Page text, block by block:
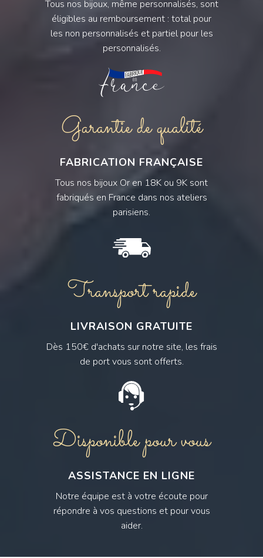
Tous nos bijoux, même personnalisés, sont
éligibles au remboursement : total pour
les non personnalisés et partiel pour les
personnalisés.
Garantie de qualité
FABRICATION FRANÇAISE
Tous nos bijoux Or en 18K ou 9K sont
fabriqués en France dans nos ateliers
parisiens.
Transport rapide
LIVRAISON GRATUITE
Dès 150€ d'achats sur notre site, les frais
de port vous sont offerts.
Disponible pour vous
ASSISTANCE EN LIGNE
Notre équipe est à votre écoute pour
répondre à vos questions et pour vous
aider.